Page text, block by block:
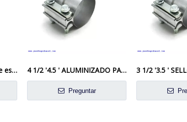
5 'Capacitación de tubo de escape de la junta de vuelta de acero aluminizado de acero preformado 4 1/2 '4.5 ' ALUMINIZADO PASO DE ANTAJE DE ACTURA DE ACTA 4.5 'OD TO 4.50 ' ID
Preguntar